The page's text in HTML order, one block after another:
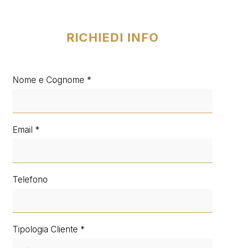
RICHIEDI INFO
Nome e Cognome
Email
Telefono
Tipologia Cliente